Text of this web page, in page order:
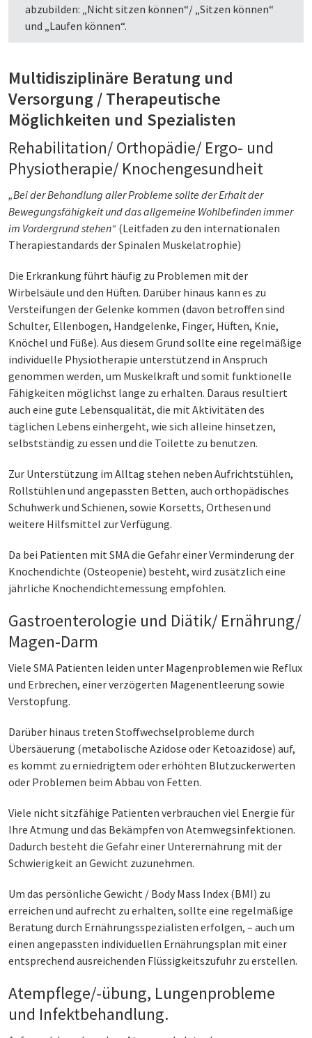
abzubilden: „Nicht sitzen können“/ „Sitzen können“
und „Laufen können“.
Multidisziplinäre Beratung und
Versorgung / Therapeutische
Möglichkeiten und Spezialisten
Rehabilitation/ Orthopädie/ Ergo- und
Physiotherapie/ Knochengesundheit
„Bei der Behandlung aller Probleme sollte der Erhalt der
Bewegungsfähigkeit und das allgemeine Wohlbefinden immer
im Vordergrund stehen“ (Leitfaden zu den internationalen
Therapiestandards der Spinalen Muskelatrophie)
Die Erkrankung führt häufig zu Problemen mit der
Wirbelsäule und den Hüften. Darüber hinaus kann es zu
Versteifungen der Gelenke kommen (davon betroffen sind
Schulter, Ellenbogen, Handgelenke, Finger, Hüften, Knie,
Knöchel und Füße). Aus diesem Grund sollte eine regelmäßige
individuelle Physiotherapie unterstützend in Anspruch
genommen werden, um Muskelkraft und somit funktionelle
Fähigkeiten möglichst lange zu erhalten. Daraus resultiert
auch eine gute Lebensqualität, die mit Aktivitäten des
täglichen Lebens einhergeht, wie sich alleine hinsetzen,
selbstständig zu essen und die Toilette zu benutzen.
Zur Unterstützung im Alltag stehen neben Aufrichtstühlen,
Rollstühlen und angepassten Betten, auch orthopädisches
Schuhwerk und Schienen, sowie Korsetts, Orthesen und
weitere Hilfsmittel zur Verfügung.
Da bei Patienten mit SMA die Gefahr einer Verminderung der
Knochendichte (Osteopenie) besteht, wird zusätzlich eine
jährliche Knochendichtemessung empfohlen.
Gastroenterologie und Diätik/ Ernährung/
Magen-Darm
Viele SMA Patienten leiden unter Magenproblemen wie Reflux
und Erbrechen, einer verzögerten Magenentleerung sowie
Verstopfung.
Darüber hinaus treten Stoffwechselprobleme durch
Übersäuerung (metabolische Azidose oder Ketoazidose) auf,
es kommt zu erniedrigtem oder erhöhten Blutzuckerwerten
oder Problemen beim Abbau von Fetten.
Viele nicht sitzfähige Patienten verbrauchen viel Energie für
Ihre Atmung und das Bekämpfen von Atemwegsinfektionen.
Dadurch besteht die Gefahr einer Unterernährung mit der
Schwierigkeit an Gewicht zuzunehmen.
Um das persönliche Gewicht / Body Mass Index (BMI) zu
erreichen und aufrecht zu erhalten, sollte eine regelmäßige
Beratung durch Ernährungsspezialisten erfolgen, – auch um
einen angepassten individuellen Ernährungsplan mit einer
entsprechend ausreichenden Flüssigkeitszufuhr zu erstellen.
Atempflege/-übung, Lungenprobleme
und Infektbehandlung.